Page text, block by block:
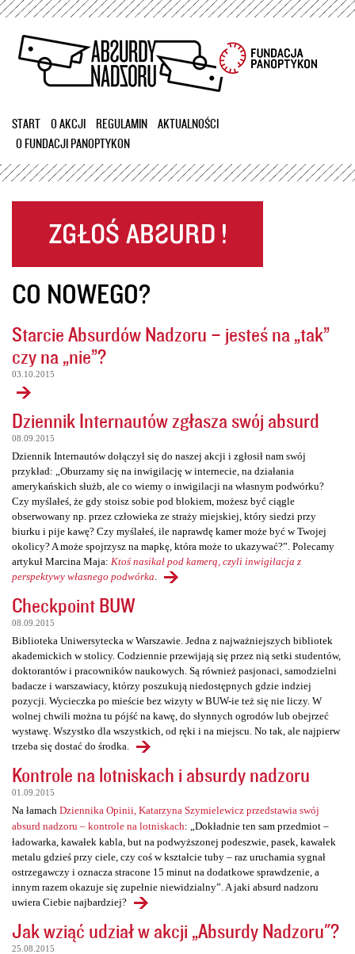
Przejdź
treści
START O AKCJI REGULAMIN
AKTUALNOŚCI
O FUNDACJI PANOPTYKON
CO NOWEGO?
Starcie Absurdów Nadzoru – jesteś na „tak”
czy na „nie”?
03.10.2015
Dziennik Internautów zgłasza swój absurd
08.09.2015
Dziennik Internautów dołączył się do naszej akcji i zgłosił nam swój
przykład: „Oburzamy się na inwigilację w internecie, na działania
amerykańskich służb, ale co wiemy o inwigilacji na własnym podwórku?
Czy myślałeś, że gdy stoisz sobie pod blokiem, możesz być ciągle
obserwowany np. przez człowieka ze straży miejskiej, który siedzi przy
biurku i pije kawę? Czy myślałeś, ile naprawdę kamer może być w Twojej
okolicy? A może spojrzysz na mapkę, która może to ukazywać?”. Polecamy
artykuł Marcina Maja: Ktoś nasikał pod kamerą, czyli inwigilacja z
perspektywy własnego podwórka
Checkpoint BUW
08.09.2015
Biblioteka Uniwersytecka w Warszawie. Jedna z najważniejszych bibliotek
akademickich w stolicy. Codziennie przewijają się przez nią setki studentów,
doktorantów i pracowników naukowych. Są również pasjonaci, samodzielni
badacze i warszawiacy, którzy poszukują niedostępnych gdzie indziej
pozycji. Wycieczka po mieście bez wizyty w BUW-ie też się nie liczy. W
wolnej chwili można tu pójść na kawę, do słynnych ogrodów lub obejrzeć
wystawę. Wszystko dla wszystkich, od ręki i na miejscu. No tak, ale najpierw
trzeba się dostać do środka.
Kontrole na lotniskach i absurdy nadzoru
01.09.2015
Na łamach Dziennika Opinii, Katarzyna Szymielewicz przedstawia swój
absurd nadzoru – kontrole na lotniskach: „Dokładnie ten sam przedmiot –
ładowarka, kawałek kabla, but na podwyższonej podeszwie, pasek, kawałek
metalu gdzieś przy ciele, czy coś w kształcie tuby – raz uruchamia sygnał
ostrzegawczy i oznacza stracone 15 minut na dodatkowe sprawdzenie, a
innym razem okazuje się zupełnie niewidzialny”. A jaki absurd nadzoru
uwiera Ciebie najbardziej?
Jak wziąć udział w akcji „Absurdy Nadzoru"?
25.08.2015